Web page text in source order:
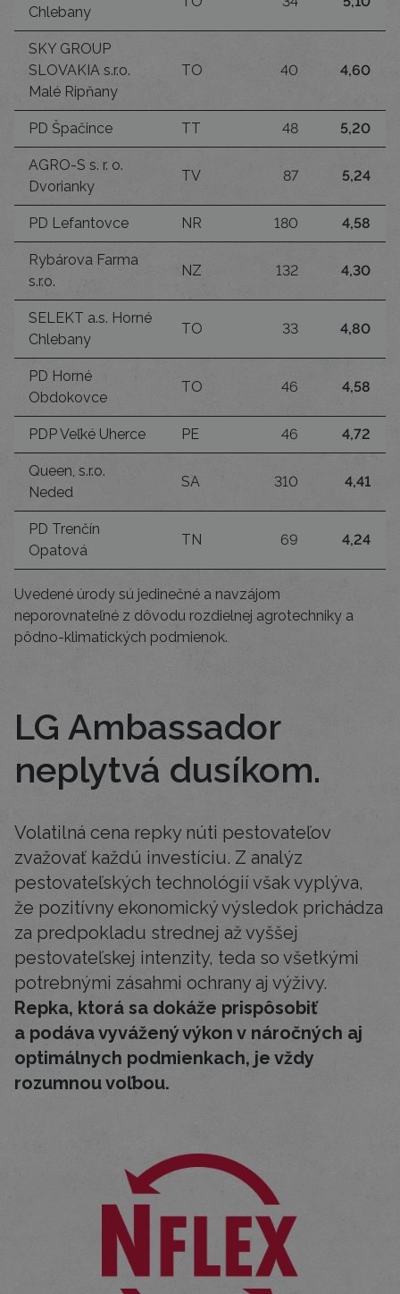
Chlebany
SKY GROUP
SLOVAKIA s.r.o.
Malé Ripňany
TO 40 4,60
PD Špačince TT 48 5,20
AGRO-S s. r. o.
Dvorianky
TV 87 5,24
PD Lefantovce NR 180 4,58
Rybárova Farma
s.r.o.
NZ 132 4,30
SELEKT a.s. Horné
Chlebany
TO 33 4,80
PD Horné
Obdokovce
TO 46 4,58
PDP Veľké Uherce PE 46 4,72
Queen, s.r.o.
Neded
SA 310 4,41
PD Trenčín
Opatová
TN 69 4,24
Uvedené úrody sú jedinečné a navzájom
neporovnateľné z dôvodu rozdielnej agrotechniky a
pôdno-klimatických podmienok.
LG Ambassador
neplytvá dusíkom.
Volatilná cena repky núti pestovateľov
zvažovať každú investíciu. Z analýz
pestovateľských technológií však vyplýva,
že pozitívny ekonomický výsledok prichádza
za predpokladu strednej až vyššej
pestovateľskej intenzity, teda so všetkými
potrebnými zásahmi ochrany aj výživy.
Repka, ktorá sa dokáže prispôsobiť
a podáva vyvážený výkon v náročných aj
optimálnych podmienkach, je vždy
rozumnou voľbou.